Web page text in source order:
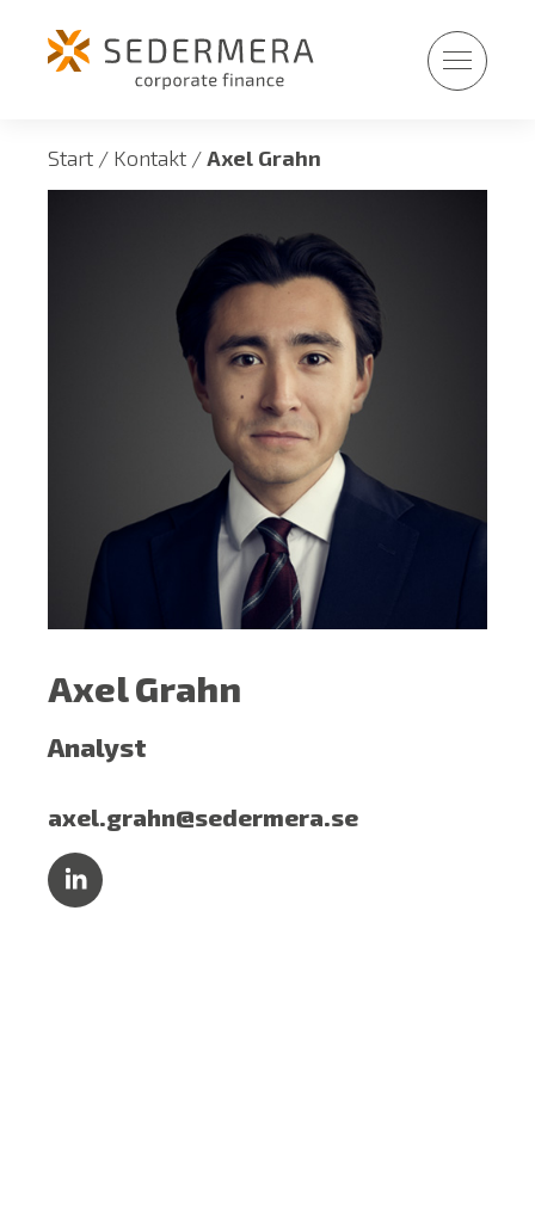
innehållet
Start / Kontakt /Axel Grahn
Axel Grahn
Analyst
axel.grahn@sedermera.se